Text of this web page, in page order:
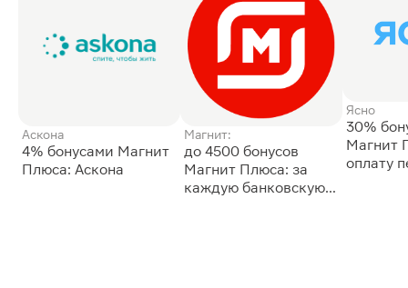
Аскона
4% бонусами Магнит
Плюса: Аскона
Магнит:
до 4500 бонусов
Магнит Плюса: за
каждую банковскую
Ясно
30%
Магнит
оплату